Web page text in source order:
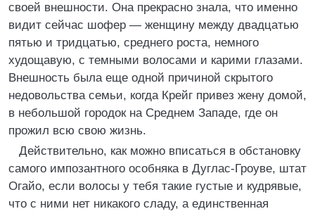
своей внешности. Она прекрасно знала, что именно
видит сейчас шофер — женщину между двадцатью
пятью и тридцатью, среднего роста, немного
худощавую, с темными волосами и карими глазами.
Внешность была еще одной причиной скрытого
недовольства семьи, когда Крейг привез жену домой,
в небольшой городок на Среднем Западе, где он
прожил всю свою жизнь.
Действительно, как можно вписаться в обстановку
самого импозантного особняка в Дуглас-Гроуве, штат
Огайо, если волосы у тебя такие густые и кудрявые,
что с ними нет никакого сладу, а единственная